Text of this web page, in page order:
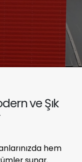
ve Şık
hem